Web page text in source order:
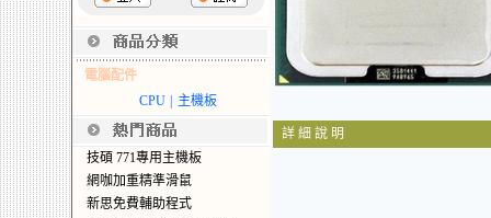
電腦配件
CPU
主機板
技碩 771專用主機板
網咖加重精準滑鼠
新思免費輔助程式
詳 細 說 明